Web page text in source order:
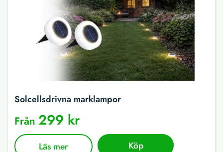
Solcellsdrivna marklampor
Från 299 kr
Läs mer Köp